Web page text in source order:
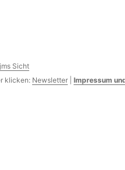
Sicht
klicken: Newsletter Impressum